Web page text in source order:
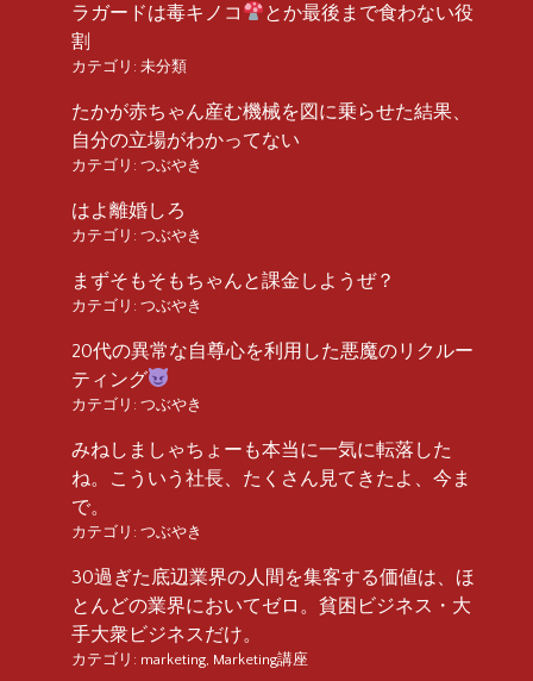
ラガードは毒キノコ
とか最後まで食わない役
割
カテゴリ: 未分類
たかが赤ちゃん産む機械を図に乗らせた結果、
自分の立場がわかってない
カテゴリ: つぶやき
はよ離婚しろ
カテゴリ: つぶやき
まずそもそもちゃんと課金しようぜ？
カテゴリ: つぶやき
20代の異常な自尊心を利用した悪魔のリクルー
ティング
カテゴリ: つぶやき
みねしましゃちょーも本当に一気に転落した
ね。こういう社長、たくさん見てきたよ、今ま
で。
カテゴリ: つぶやき
30過ぎた底辺業界の人間を集客する価値は、ほ
とんどの業界においてゼロ。貧困ビジネス・大
手大衆ビジネスだけ。
カテゴリ: marketing Marketing講座